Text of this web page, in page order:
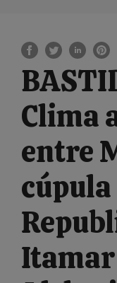
Clima
entre
cúpula